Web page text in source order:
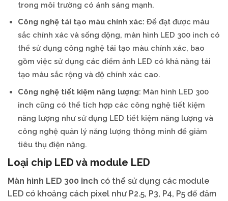
trong môi trường có ánh sáng mạnh.
Công nghệ tái tạo màu chính xác: Để đạt được màu
sắc chính xác và sống động, màn hình LED 300 inch có
thể sử dụng công nghệ tái tạo màu chính xác, bao
gồm việc sử dụng các điểm ảnh LED có khả năng tái
tạo màu sắc rộng và độ chính xác cao.
Công nghệ tiết kiệm năng lượng: Màn hình LED 300
inch cũng có thể tích hợp các công nghệ tiết kiệm
năng lượng như sử dụng LED tiết kiệm năng lượng và
công nghệ quản lý năng lượng thông minh để giảm
tiêu thụ điện năng.
Loại chip LED và module LED
Màn hình LED 300 inch có thể sử dụng các module
LED có khoảng cách pixel như P2.5, P3, P4, P5 để đảm